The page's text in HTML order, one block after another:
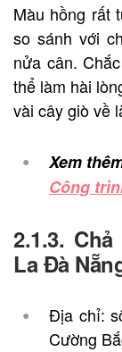
Màu hồng rất
so sánh với
nửa cân.
thể làm hài
vài cây giò về
Xem
Công
2.1.3.
La Đà
Địa chỉ:
Cường